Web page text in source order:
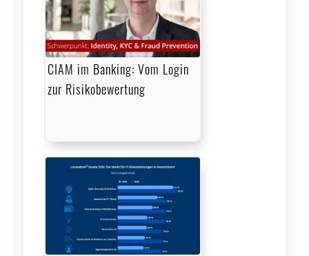
CIAM im Banking: Vom Login
zur Risikobewertung